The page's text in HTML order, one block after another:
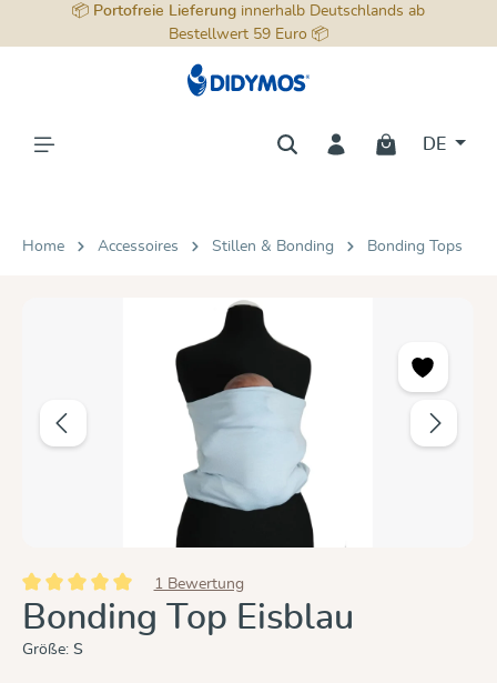
springen
📦 Portofreie Lieferung innerhalb Deutschlands ab
Bestellwert 59 Euro 📦
DE
Home Accessoires Stillen & Bonding Bonding Tops
Durchschnittliche Bewertung von 5 von 5 Sternen
1 Bewertung
Bonding Top Eisblau
Größe: S